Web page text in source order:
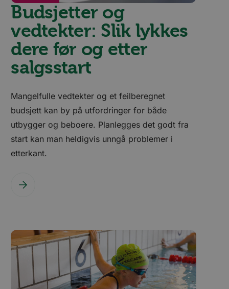
Budsjetter og
vedtekter: Slik lykkes
dere før og etter
salgsstart
Mangelfulle vedtekter og et feilberegnet
budsjett kan by på utfordringer for både
utbygger og beboere. Planlegges det godt fra
start kan man heldigvis unngå problemer i
etterkant.
besøkende slik at
på den
for å holde
innebygd i
på nettstedet
grensesnittet.
for å spore
synkronisering